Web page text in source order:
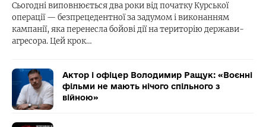
Сьогодні виповнюється два роки від початку Курської
операції — безпрецедентної за задумом і виконанням
кампанії, яка перенесла бойові дії на територію держави-
агресора. Цей крок…
Актор і офіцер Володимир Ращук: «Воєнні
фільми не мають нічого спільного з
війною»